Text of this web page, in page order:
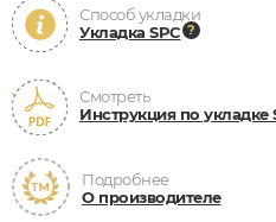
Способ укладки
Укладка SPC
Смотреть
Инструкция по укладке
Подробнее
О производителе